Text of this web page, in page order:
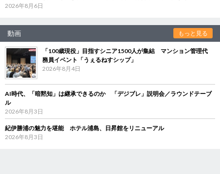
2026年8月6日
動画 もっと見る
「100歳現役」目指すシニア1500人が集結 マンション管理代
務員イベント「うぇるねすシップ」
2026年8月4日
AI時代、「暗黙知」は継承できるのか 「デジブレ」説明会／ラウンドテーブ
ル
2026年8月3日
紀伊勝浦の魅力を堪能 ホテル浦島、日昇館をリニューアル
2026年8月3日